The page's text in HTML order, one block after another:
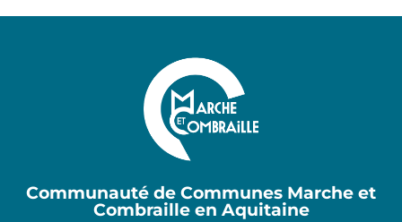
Communauté de Communes Marche et
Combraille en Aquitaine